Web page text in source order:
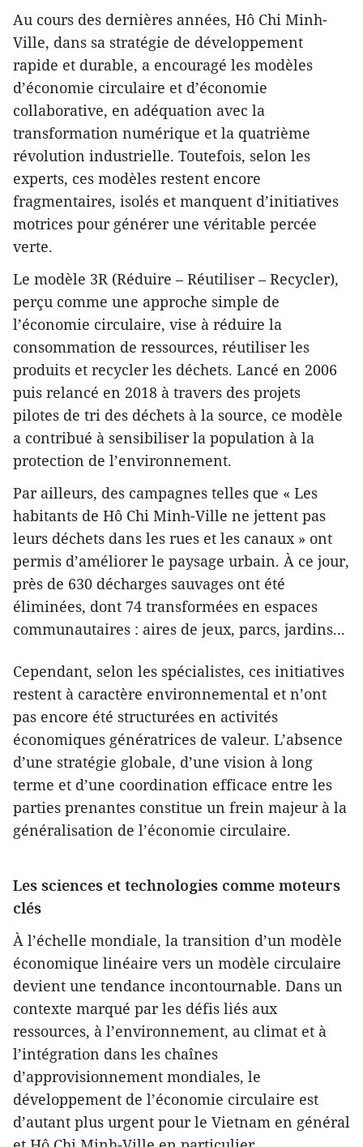
Au cours des dernières années, Hô Chi Minh-
Ville, dans sa stratégie de développement
rapide et durable, a encouragé les modèles
d’économie circulaire et d’économie
collaborative, en adéquation avec la
transformation numérique et la quatrième
révolution industrielle. Toutefois, selon les
experts, ces modèles restent encore
fragmentaires, isolés et manquent d’initiatives
motrices pour générer une véritable percée
verte.
Le modèle 3R (Réduire – Réutiliser – Recycler),
perçu comme une approche simple de
l’économie circulaire, vise à réduire la
consommation de ressources, réutiliser les
produits et recycler les déchets. Lancé en 2006
puis relancé en 2018 à travers des projets
pilotes de tri des déchets à la source, ce modèle
a contribué à sensibiliser la population à la
protection de l’environnement.
Par ailleurs, des campagnes telles que « Les
habitants de Hô Chi Minh-Ville ne jettent pas
leurs déchets dans les rues et les canaux » ont
permis d’améliorer le paysage urbain. À ce jour,
près de 630 décharges sauvages ont été
éliminées, dont 74 transformées en espaces
communautaires : aires de jeux, parcs, jardins...
Cependant, selon les spécialistes, ces initiatives
restent à caractère environnemental et n’ont
pas encore été structurées en activités
économiques génératrices de valeur. L’absence
d’une stratégie globale, d’une vision à long
terme et d’une coordination efficace entre les
parties prenantes constitue un frein majeur à la
généralisation de l’économie circulaire.
Les sciences et technologies comme moteurs
clés
À l’échelle mondiale, la transition d’un modèle
économique linéaire vers un modèle circulaire
devient une tendance incontournable. Dans un
contexte marqué par les défis liés aux
ressources, à l’environnement, au climat et à
l’intégration dans les chaînes
d’approvisionnement mondiales, le
développement de l’économie circulaire est
d’autant plus urgent pour le Vietnam en général